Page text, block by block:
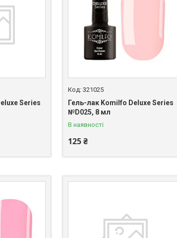
Series
321025
Гель-лак Komilfo Deluxe Series
№D025, 8 мл
В наявності
125 ₴